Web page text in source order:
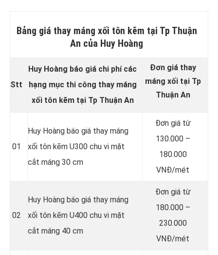
Bảng giá thay máng xối tôn kẽm tại Tp Thuận
An của Huy Hoàng
Stt
Huy Hoàng báo giá chi phí các
hạng mục thi công thay máng
xối tôn kẽm tại Tp Thuận An
Đơn giá thay
máng xối tại Tp
Thuận An
01
Huy Hoàng báo giá thay máng
xối tôn kẽm U300 chu vi mặt
cắt máng 30 cm
Đơn giá từ
130.000 –
180.000
VNĐ/mét
02
Huy Hoàng báo giá thay máng
xối tôn kẽm U400 chu vi mặt
cắt máng 40 cm
Đơn giá từ
180.000 –
230.000
VNĐ/mét